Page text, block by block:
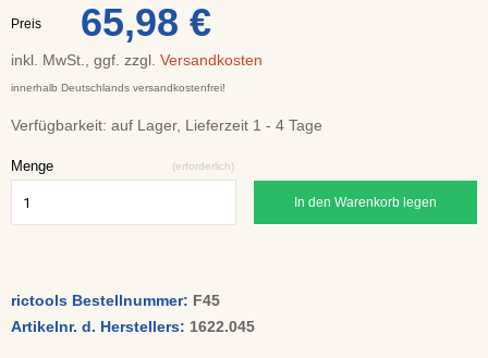
Preis 65,98 €
inkl. MwSt., ggf. zzgl. Versandkosten
innerhalb Deutschlands versandkostenfrei!
Verfügbarkeit: auf Lager, Lieferzeit 1 - 4 Tage
Menge (erforderlich)
In den Warenkorb legen
rictools Bestellnummer: F45
Artikelnr. d. Herstellers: 1622.045